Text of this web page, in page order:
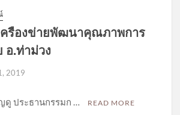
ครืองข่ายพัฒนาคุณภาพการ
อ.ท่าม่วง
2019
ประธานกรรมก … READ MORE